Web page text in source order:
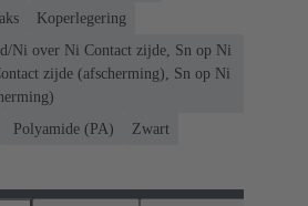
Koperlegering
Ni over Ni Contact zijde, Sn op Ni
zijde (afscherming), Sn op Ni
Polyamide (PA) Zwart